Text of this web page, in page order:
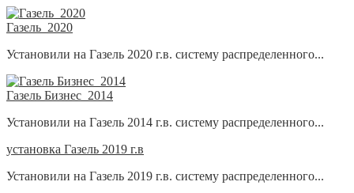
Газель_2020
Установили на Газель 2020 г.в. систему распределенного...
Газель Бизнес_2014
Установили на Газель 2014 г.в. систему распределенного...
установка Газель 2019 г.в
Установили на Газель 2019 г.в. систему распределенного...